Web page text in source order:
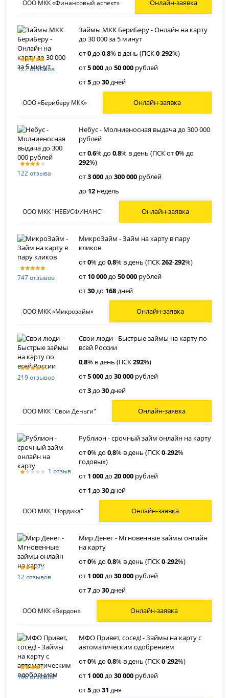
ООО МКК «Финансовый аспект» Онлайн-заявка
127 отзывов
Займы МКК БериБеру - Онлайн на карту
до 30 000 за 5 минут
от0до0,8% в день (ПСК0-292%)
от5 000до50 000 рублей
от5до30дней
ООО «Бериберу МКК» Онлайн-заявка
122 отзыва
Небус - Молниеносная выдача до 300 000
рублей
от0,6% до0,8% в день (ПСК от0% до
292%)
от3 000до300 000 рублей
до 12 недель
ООО МКК "НЕБУСФИНАНС" Онлайн-заявка
747 отзывов
МикроЗайм - Займ на карту в пару
кликов
от0% до0,8% в день (ПСК262-292%)
от 10 000до50 000 рублей
от30до 168дней
ООО МКК «Микрозайм» Онлайн-заявка
219 отзывов
Свои люди - Быстрые займы на карту по
всей России
0,8% в день (ПСК292%)
от5 000до30 000 рублей
от3до30дней
ООО МКК "Свои Деньги" Онлайн-заявка
1 отзыв
Рублион - срочный займ онлайн на карту
от0% до0,8% в день (ПСК0-292%
годовых)
от 1 000до20 000 рублей
от 1 до30дней
ООО МКК "Нордика" Онлайн-заявка
12 отзывов
Мир Денег - Мгновенные займы онлайн
на карту
от0% до0,8% в день (ПСК0-292%)
от 1 000до30 000 рублей
от7до30дней
ООО МКК «Вердон» Онлайн-заявка
156 отзывов
МФО Привет, сосед! - Займы на карту с
автоматическим одобрением
от0% до0,8% в день (ПСК0-292%)
от 1 000до30 000 рублей
от5до31 дня